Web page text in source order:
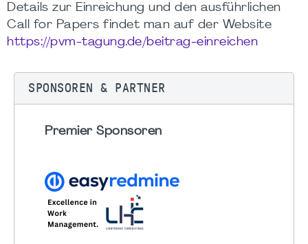
Details zur Einreichung und den ausführlichen
Call for Papers findet man auf der Website
https://pvm-tagung.de/beitrag-einreichen
SPONSOREN & PARTNER
Premier Sponsoren